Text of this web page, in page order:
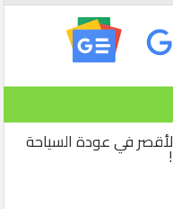
في عودة السياحة